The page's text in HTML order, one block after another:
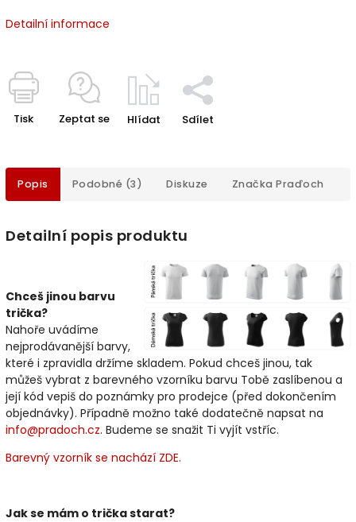
Detailní informace
Tisk Zeptat se Hlídat Sdílet
Popis Podobné (3) Diskuze Značka Praďoch
Detailní popis produktu
Chceš jinou barvu
trička?
Nahoře uvádíme
nejprodávanější barvy,
které i zpravidla držíme skladem. Pokud chceš jinou, tak
můžeš vybrat z barevného vzorníku barvu Tobě zaslíbenou a
její kód vepiš do poznámky pro prodejce (před dokončením
objednávky). Případně možno také dodatečně napsat na
info@pradoch.cz. Budeme se snažit Ti vyjít vstříc.
Barevný vzorník se nachází ZDE.
Jak se mám o trička starat?